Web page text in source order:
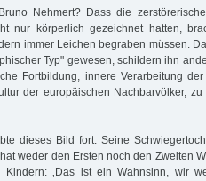
Nehmert? Dass die
nur körperlich gezeichnet hatten,
immer Leichen begraben müssen.
Typ" gewesen, schildern ihn
Fortbildung, innere Verarbeitung
der europäischen Nachbarvölker,
dieses Bild fort. Seine
weder den Ersten noch den Zweiten
‚Das ist ein Wahnsinn, wir